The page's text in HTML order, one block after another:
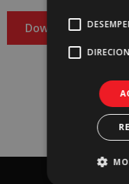
Download
Faça o
European
e